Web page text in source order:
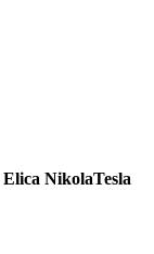
Elica NikolaTesla